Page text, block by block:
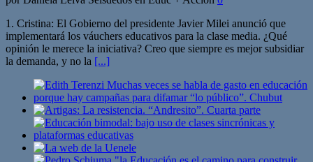
1. Cristina: El Gobierno del presidente Javier Milei anunció que
implementará los váuchers educativos para la clase media. ¿Qué
opinión le merece la iniciativa? Creo que siempre es mejor subsidiar
la demanda, y no la [...]